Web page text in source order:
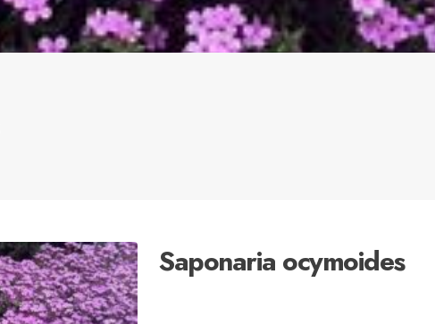
Saponaria ocymoides